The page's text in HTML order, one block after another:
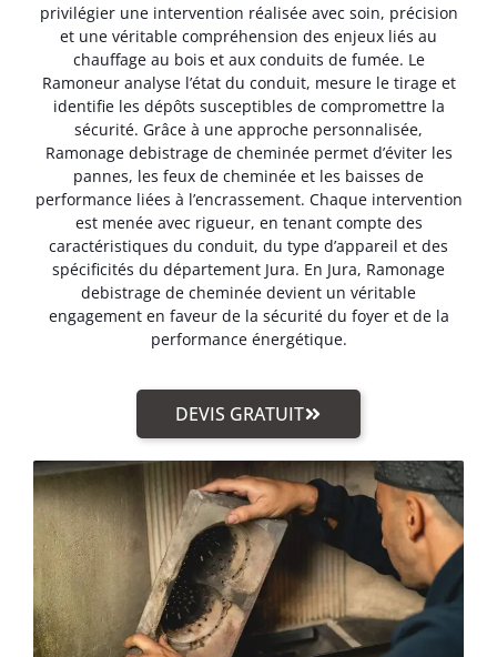
privilégier une intervention réalisée avec soin, précision
et une véritable compréhension des enjeux liés au
chauffage au bois et aux conduits de fumée. Le
Ramoneur analyse l’état du conduit, mesure le tirage et
identifie les dépôts susceptibles de compromettre la
sécurité. Grâce à une approche personnalisée,
Ramonage debistrage de cheminée permet d’éviter les
pannes, les feux de cheminée et les baisses de
performance liées à l’encrassement. Chaque intervention
est menée avec rigueur, en tenant compte des
caractéristiques du conduit, du type d’appareil et des
spécificités du département Jura. En Jura, Ramonage
debistrage de cheminée devient un véritable
engagement en faveur de la sécurité du foyer et de la
performance énergétique.
DEVIS GRATUIT